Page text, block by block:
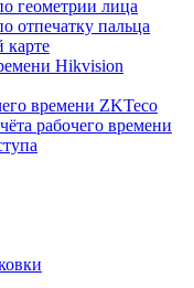
геометрии лица
отпечатку пальца
карте
Hikvision
времени ZKTeco
рабочего времени